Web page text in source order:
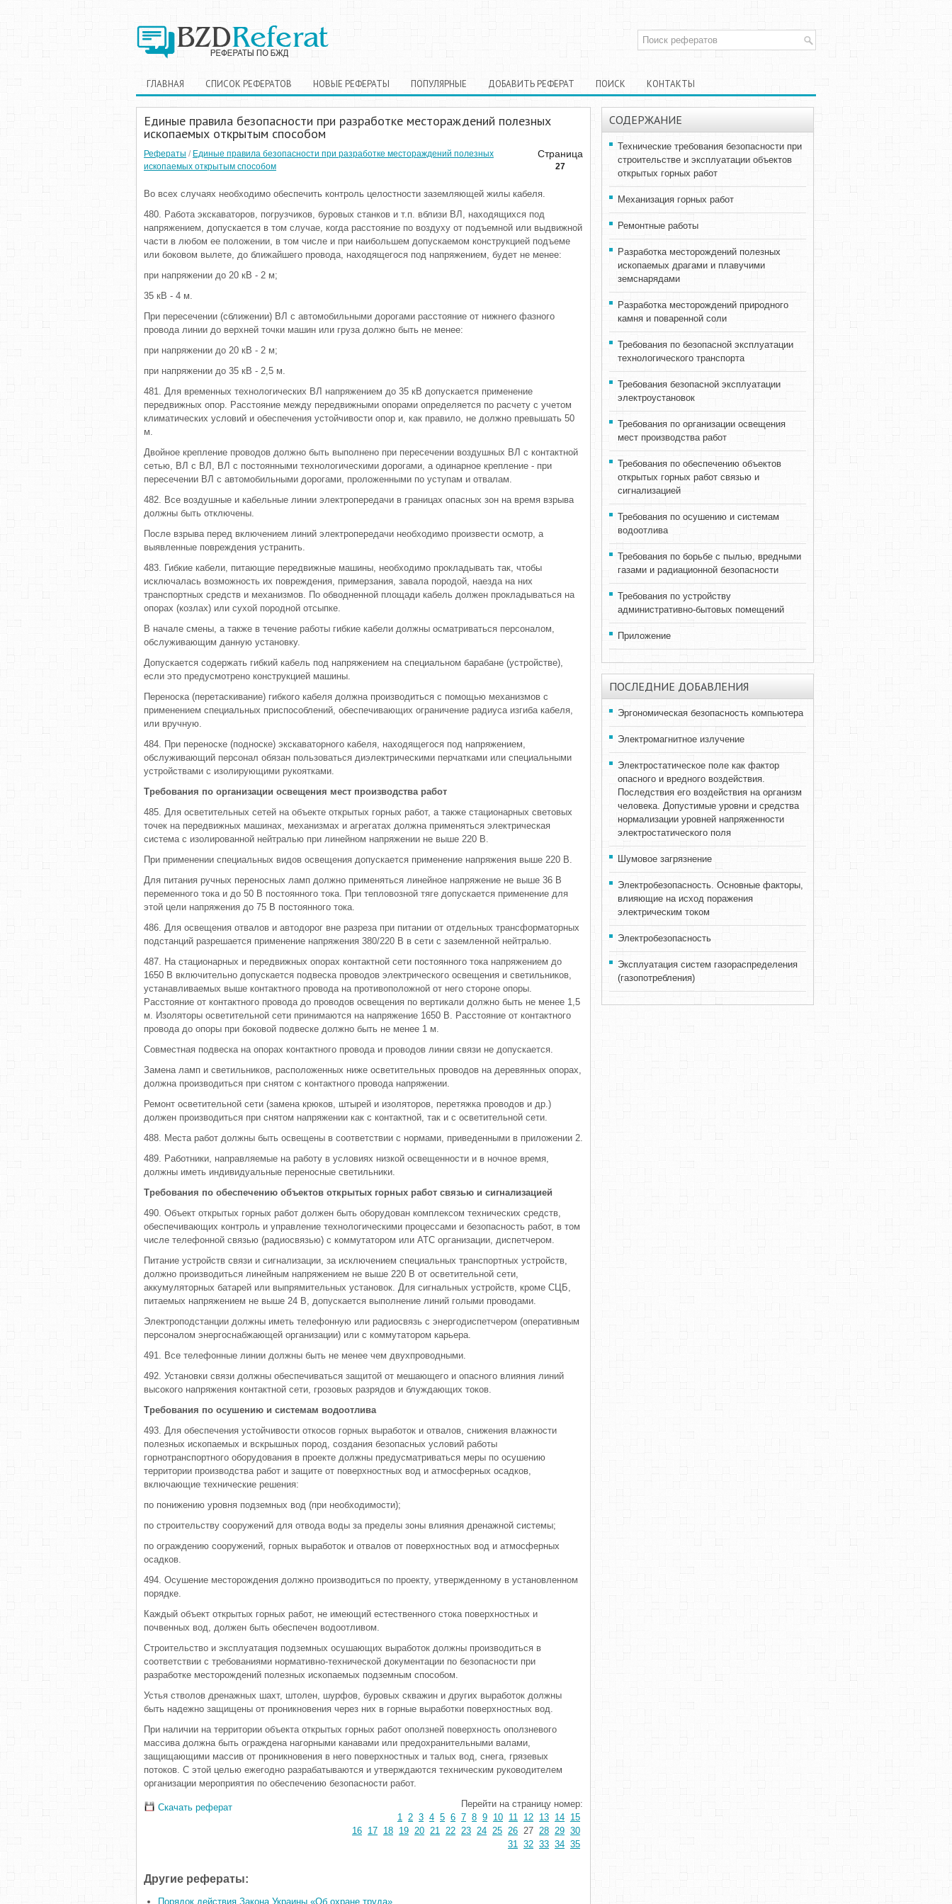
ГЛАВНАЯ СПИСОК РЕФЕРАТОВ НОВЫЕ РЕФЕРАТЫ ПОПУЛЯРНЫЕ ДОБАВИТЬ РЕФЕРАТ ПОИСК КОНТАКТЫ
Единые правила безопасности при разработке местораждений полезных
ископаемых открытым способом
Страница
27
Рефераты / Единые правила безопасности при разработке местораждений полезных
ископаемых открытым способом
Во всех случаях необходимо обеспечить контроль целостности заземляющей жилы кабеля.
480. Работа экскаваторов, погрузчиков, буровых станков и т.п. вблизи ВЛ, находящихся под
напряжением, допускается в том случае, когда расстояние по воздуху от подъемной или выдвижной
части в любом ее положении, в том числе и при наибольшем допускаемом конструкцией подъеме
или боковом вылете, до ближайшего провода, находящегося под напряжением, будет не менее:
при напряжении до 20 кВ - 2 м;
35 кВ - 4 м.
При пересечении (сближении) ВЛ с автомобильными дорогами расстояние от нижнего фазного
провода линии до верхней точки машин или груза должно быть не менее:
при напряжении до 20 кВ - 2 м;
при напряжении до 35 кВ - 2,5 м.
481. Для временных технологических ВЛ напряжением до 35 кВ допускается применение
передвижных опор. Расстояние между передвижными опорами определяется по расчету с учетом
климатических условий и обеспечения устойчивости опор и, как правило, не должно превышать 50
м.
Двойное крепление проводов должно быть выполнено при пересечении воздушных ВЛ с контактной
сетью, ВЛ с ВЛ, ВЛ с постоянными технологическими дорогами, а одинарное крепление - при
пересечении ВЛ с автомобильными дорогами, проложенными по уступам и отвалам.
482. Все воздушные и кабельные линии электропередачи в границах опасных зон на время взрыва
должны быть отключены.
После взрыва перед включением линий электропередачи необходимо произвести осмотр, а
выявленные повреждения устранить.
483. Гибкие кабели, питающие передвижные машины, необходимо прокладывать так, чтобы
исключалась возможность их повреждения, примерзания, завала породой, наезда на них
транспортных средств и механизмов. По обводненной площади кабель должен прокладываться на
опорах (козлах) или сухой породной отсыпке.
В начале смены, а также в течение работы гибкие кабели должны осматриваться персоналом,
обслуживающим данную установку.
Допускается содержать гибкий кабель под напряжением на специальном барабане (устройстве),
если это предусмотрено конструкцией машины.
Переноска (перетаскивание) гибкого кабеля должна производиться с помощью механизмов с
применением специальных приспособлений, обеспечивающих ограничение радиуса изгиба кабеля,
или вручную.
484. При переноске (подноске) экскаваторного кабеля, находящегося под напряжением,
обслуживающий персонал обязан пользоваться диэлектрическими перчатками или специальными
устройствами с изолирующими рукоятками.
Требования по организации освещения мест производства работ
485. Для осветительных сетей на объекте открытых горных работ, а также стационарных световых
точек на передвижных машинах, механизмах и агрегатах должна применяться электрическая
система с изолированной нейтралью при линейном напряжении не выше 220 В.
При применении специальных видов освещения допускается применение напряжения выше 220 В.
Для питания ручных переносных ламп должно применяться линейное напряжение не выше 36 В
переменного тока и до 50 В постоянного тока. При тепловозной тяге допускается применение для
этой цели напряжения до 75 В постоянного тока.
486. Для освещения отвалов и автодорог вне разреза при питании от отдельных трансформаторных
подстанций разрешается применение напряжения 380/220 В в сети с заземленной нейтралью.
487. На стационарных и передвижных опорах контактной сети постоянного тока напряжением до
1650 В включительно допускается подвеска проводов электрического освещения и светильников,
устанавливаемых выше контактного провода на противоположной от него стороне опоры.
Расстояние от контактного провода до проводов освещения по вертикали должно быть не менее 1,5
м. Изоляторы осветительной сети принимаются на напряжение 1650 В. Расстояние от контактного
провода до опоры при боковой подвеске должно быть не менее 1 м.
Совместная подвеска на опорах контактного провода и проводов линии связи не допускается.
Замена ламп и светильников, расположенных ниже осветительных проводов на деревянных опорах,
должна производиться при снятом с контактного провода напряжении.
Ремонт осветительной сети (замена крюков, штырей и изоляторов, перетяжка проводов и др.)
должен производиться при снятом напряжении как с контактной, так и с осветительной сети.
488. Места работ должны быть освещены в соответствии с нормами, приведенными в приложении 2.
489. Работники, направляемые на работу в условиях низкой освещенности и в ночное время,
должны иметь индивидуальные переносные светильники.
Требования по обеспечению объектов открытых горных работ связью и сигнализацией
490. Объект открытых горных работ должен быть оборудован комплексом технических средств,
обеспечивающих контроль и управление технологическими процессами и безопасность работ, в том
числе телефонной связью (радиосвязью) с коммутатором или АТС организации, диспетчером.
Питание устройств связи и сигнализации, за исключением специальных транспортных устройств,
должно производиться линейным напряжением не выше 220 В от осветительной сети,
аккумуляторных батарей или выпрямительных установок. Для сигнальных устройств, кроме СЦБ,
питаемых напряжением не выше 24 В, допускается выполнение линий голыми проводами.
Электроподстанции должны иметь телефонную или радиосвязь с энергодиспетчером (оперативным
персоналом энергоснабжающей организации) или с коммутатором карьера.
491. Все телефонные линии должны быть не менее чем двухпроводными.
492. Установки связи должны обеспечиваться защитой от мешающего и опасного влияния линий
высокого напряжения контактной сети, грозовых разрядов и блуждающих токов.
Требования по осушению и системам водоотлива
493. Для обеспечения устойчивости откосов горных выработок и отвалов, снижения влажности
полезных ископаемых и вскрышных пород, создания безопасных условий работы
горнотранспортного оборудования в проекте должны предусматриваться меры по осушению
территории производства работ и защите от поверхностных вод и атмосферных осадков,
включающие технические решения:
по понижению уровня подземных вод (при необходимости);
по строительству сооружений для отвода воды за пределы зоны влияния дренажной системы;
по ограждению сооружений, горных выработок и отвалов от поверхностных вод и атмосферных
осадков.
494. Осушение месторождения должно производиться по проекту, утвержденному в установленном
порядке.
Каждый объект открытых горных работ, не имеющий естественного стока поверхностных и
почвенных вод, должен быть обеспечен водоотливом.
Строительство и эксплуатация подземных осушающих выработок должны производиться в
соответствии с требованиями нормативно-технической документации по безопасности при
разработке месторождений полезных ископаемых подземным способом.
Устья стволов дренажных шахт, штолен, шурфов, буровых скважин и других выработок должны
быть надежно защищены от проникновения через них в горные выработки поверхностных вод.
При наличии на территории объекта открытых горных работ оползней поверхность оползневого
массива должна быть ограждена нагорными канавами или предохранительными валами,
защищающими массив от проникновения в него поверхностных и талых вод, снега, грязевых
потоков. С этой целью ежегодно разрабатываются и утверждаются техническим руководителем
организации мероприятия по обеспечению безопасности работ.
Скачать реферат
Перейти на страницу номер:
1 2 3 4 5 6 7 8 9 10 11 12 13 14 15
16 17 18 19 20 21 22 23 24 25 26 27 28 29 30
31 32 33 34 35
Другие рефераты:
Порядок действия Закона Украины «Об охране труда»
СОДЕРЖАНИЕ
Технические требования безопасности при
строительстве и эксплуатации объектов
открытых горных работ
Механизация горных работ
Ремонтные работы
Разработка месторождений полезных
ископаемых драгами и плавучими
земснарядами
Разработка месторождений природного
камня и поваренной соли
Требования по безопасной эксплуатации
технологического транспорта
Требования безопасной эксплуатации
электроустановок
Требования по организации освещения
мест производства работ
Требования по обеспечению объектов
открытых горных работ связью и
сигнализацией
Требования по осушению и системам
водоотлива
Требования по борьбе с пылью, вредными
газами и радиационной безопасности
Требования по устройству
административно-бытовых помещений
Приложение
ПОСЛЕДНИЕ ДОБАВЛЕНИЯ
Эргономическая безопасность компьютера
Электромагнитное излучение
Электростатическое поле как фактор
опасного и вредного воздействия.
Последствия его воздействия на организм
человека. Допустимые уровни и средства
нормализации уровней напряженности
электростатического поля
Шумовое загрязнение
Электробезопасность. Основные факторы,
влияющие на исход поражения
электрическим током
Электробезопасность
Эксплуатация систем газораспределения
(газопотребления)